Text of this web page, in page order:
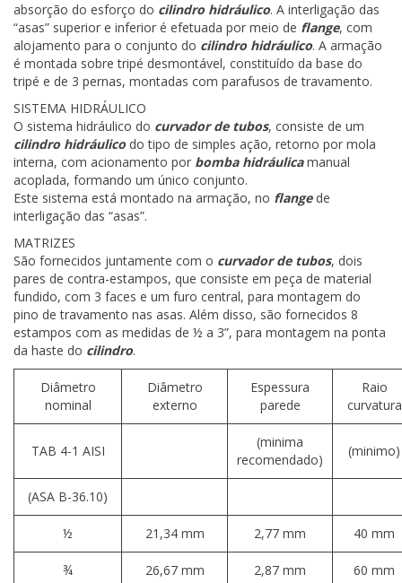
absorção do esforço do cilindro hidráulico. A interligação das
“asas” superior e inferior é efetuada por meio de flange, com
alojamento para o conjunto do cilindro hidráulico. A armação
é montada sobre tripé desmontável, constituído da base do
tripé e de 3 pernas, montadas com parafusos de travamento.
SISTEMA HIDRÁULICO
O sistema hidráulico do curvador de tubos, consiste de um
cilindro hidráulico do tipo de simples ação, retorno por mola
interna, com acionamento por bomba hidráulicamanual
acoplada, formando um único conjunto.
Este sistema está montado na armação, no flangede
interligação das “asas”.
MATRIZES
São fornecidos juntamente com o curvador de tubos, dois
pares de contra-estampos, que consiste em peça de material
fundido, com 3 faces e um furo central, para montagem do
pino de travamento nas asas. Além disso, são fornecidos 8
estampos com as medidas de ½ a 3”, para montagem na ponta
da haste do cilindro.
Diâmetro
nominal
Diâmetro
externo
Espessura
parede
Raio
curvatura
TAB 4-1 AISI
(minima
recomendado)
(minimo)
(ASA B-36.10)
½ 21,34 mm 2,77 mm 40 mm
¾ 26,67 mm 2,87 mm 60 mm